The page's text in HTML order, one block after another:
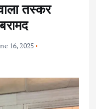
तस्कर
16, 2025